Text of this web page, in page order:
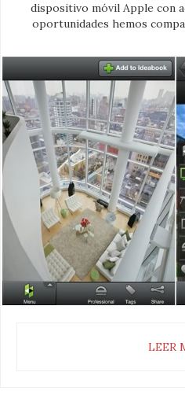
dispositivo móvil Apple con
oportunidades hemos
LEER